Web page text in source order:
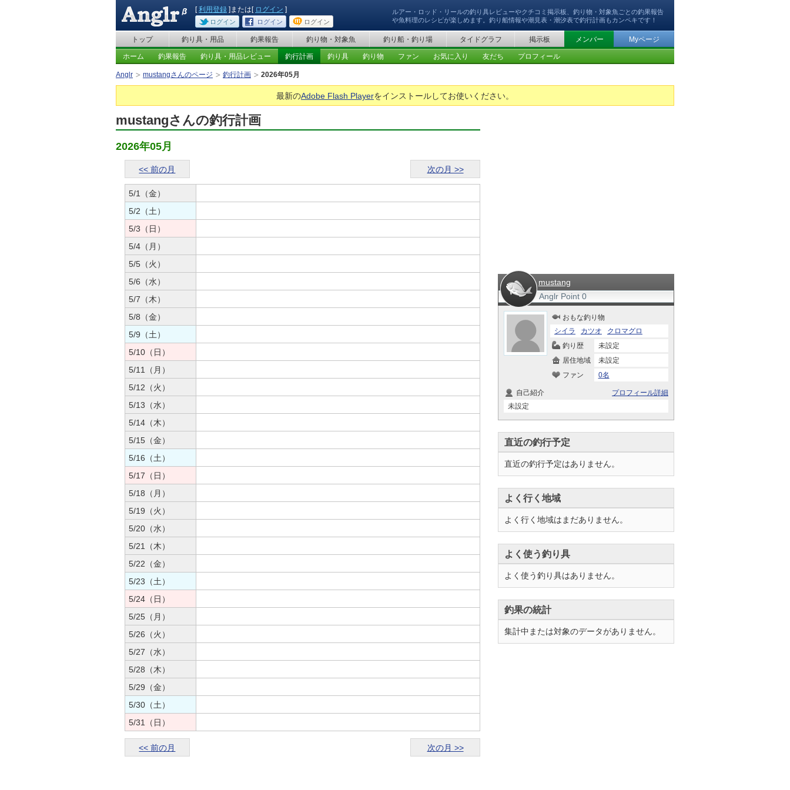
ルアー・ロッド・リールの釣り具レビューやクチコミ掲示板、釣り物・対象魚ごとの釣果報告
や魚料理のレシピが楽しめます。釣り船情報や潮見表・潮汐表で釣行計画もカンペキです！
[利用登録 ]または[ ログイン ]
ログイン ログイン ログイン
トップ 釣り具・用品 釣果報告 釣り物・対象魚 釣り船・釣り場 タイドグラフ 掲示板 メンバー Myページ
ホーム 釣果報告 釣り具・用品レビュー 釣行計画 釣り具 釣り物 ファン お気に入り 友だち プロフィール
Anglr mustangさんのページ 釣行計画 2026年05月
最新のAdobe Flash Playerをインストールしてお使いください。
mustangさんの釣行計画
2026年05月
<< 前の月 次の月 >>
5/1（金）
5/2（土）
5/3（日）
5/4（月）
5/5（火）
5/6（水）
5/7（木）
5/8（金）
5/9（土）
5/10（日）
5/11（月）
5/12（火）
5/13（水）
5/14（木）
5/15（金）
5/16（土）
5/17（日）
5/18（月）
5/19（火）
5/20（水）
5/21（木）
5/22（金）
5/23（土）
5/24（日）
5/25（月）
5/26（火）
5/27（水）
5/28（木）
5/29（金）
5/30（土）
5/31（日）
<< 前の月 次の月 >>
mustang
Anglr Point 0
おもな釣り物
シイラ
カツオ
クロマグロ
釣り歴
未設定
居住地域
未設定
ファン
0名
プロフィール詳細
自己紹介
未設定
直近の釣行予定
直近の釣行予定はありません。
よく行く地域
よく行く地域はまだありません。
よく使う釣り具
よく使う釣り具はありません。
釣果の統計
集計中または対象のデータがありません。